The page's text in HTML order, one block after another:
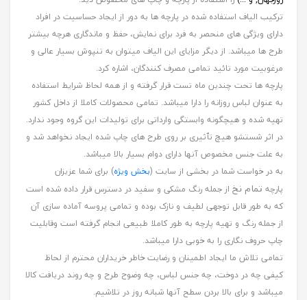
ترکیب الیاف استفاده شده در پارچه ها به دور از ایجاد حساسیت در افراد
دارای ویژگی های منحصر به فرد برای نمایش، حفظ و ماندگاری هرچه بیشتر
طرح ها میباشد. از دیگر مزایای این الیاف میتوان به تنپوش بسیار عالی و
مرغوبیت مورد تائید تمامی مصرف کنندگان، اشاره کرد.
پارچه ها تحت چندین ماه تست قرار گرفته و از همه لحاظ شرایط استفاده
به عنوان لباس روزانه را دارا میباشد. تمامی محصولات کاملا از داخل کشور
تهیه شده و هیچگونه وابستگی وارداتی برای تولیدات این گروه وجود ندارد.
در اثر شستشو هیچ تٱثیری بر روی طرح های چاپ شده ایجاد نخواهد شد و
به علت جنس مخصوص آنها دارای دوام بسیار بالا میباشد.
به در خواست شما در بخشی از سایت (بخش ویژه) برای شما عزیزان
پارچه تمام نخ از جمله رنگ مشکی و سفید در دسترس قرار داده شده است
که به طور قابل توجهی لطیف و نازک بوده و تمامی پروسه آماده سازی آن
از جمله رنگ و تهیه پارچه به طور کاملا طبیعی انجام گرفته است وقابلیت
چاپ حروف نگاری را به خوبی دارا میباشد.
تمامی تلاش ما ایجاد اطمینان و رضایت خاطر خریداران محترم از لحاظ
کیفی چه در دوخت، چه جنس لباس، چه وضوح طرح و چه روند دریافت کالا
میباشد و برای بالا بردن سطح آنها شبانه روز در تلاشیم.